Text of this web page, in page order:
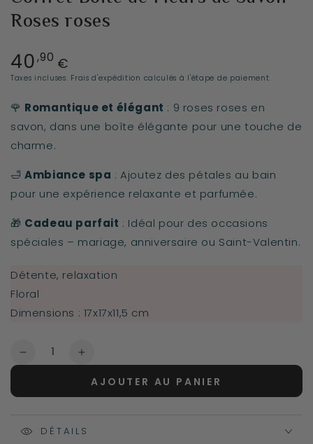
Roses roses
Prix
normal
40,90 €
Taxes incluses. Frais d'expédition calculés à l'étape de paiement.
🌹 Romantique et élégant : 9 roses roses en
savon, dans une boîte élégante pour une touche de
charme.
🛁Ambiance spa : Ajoutez des pétales au bain
pour une expérience relaxante et parfumée.
🎁 Cadeau parfait : Idéal pour des occasions
spéciales – mariage, anniversaire ou Saint-Valentin.
Détente, relaxation
Floral
Dimensions : 17x17x11,5 cm
Quantité
Réduire
Boite
Augmenter
quantité
Boite
AJOUTER AU PANIER
DÉTAILS